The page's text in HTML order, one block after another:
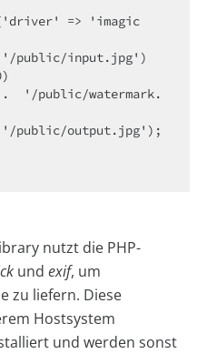
=> 'imagic
nutzt die PHP-
und exif, um
zu liefern. Diese
Hostsystem
und werden sonst